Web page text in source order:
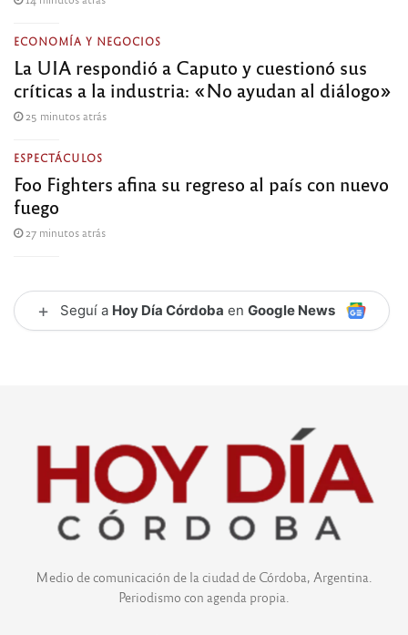
ECONOMÍA Y NEGOCIOS
La UIA respondió a Caputo y cuestionó sus
críticas a la industria: «No ayudan al diálogo»
25 minutos atrás
ESPECTÁCULOS
Foo Fighters afina su regreso al país con nuevo
fuego
27 minutos atrás
+ Seguí a Hoy Día Córdoba en Google News
Medio de comunicación de la ciudad de Córdoba, Argentina.
Periodismo con agenda propia.